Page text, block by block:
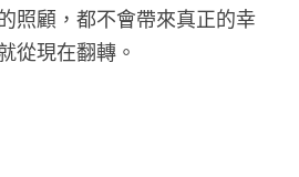
照顧，都不會帶來真正的幸
從現在翻轉。